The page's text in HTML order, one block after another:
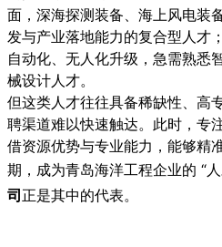
面，深海探测装备、海上风电装
发与产业落地能力的复合型人才
自动化、无人化升级，急需熟悉
械设计人才。
但这类人才往往具备稀缺性、高
聘渠道难以快速触达。此时，专
借资源优势与专业能力，能够精
期，成为青岛海洋工程企业的 “
司 正是其中的代表。